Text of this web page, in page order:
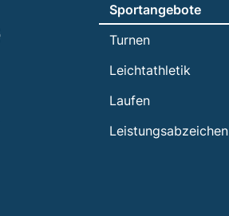
Sportangebote
Turnen
Leichtathletik
Laufen
Leistungsabzeichen